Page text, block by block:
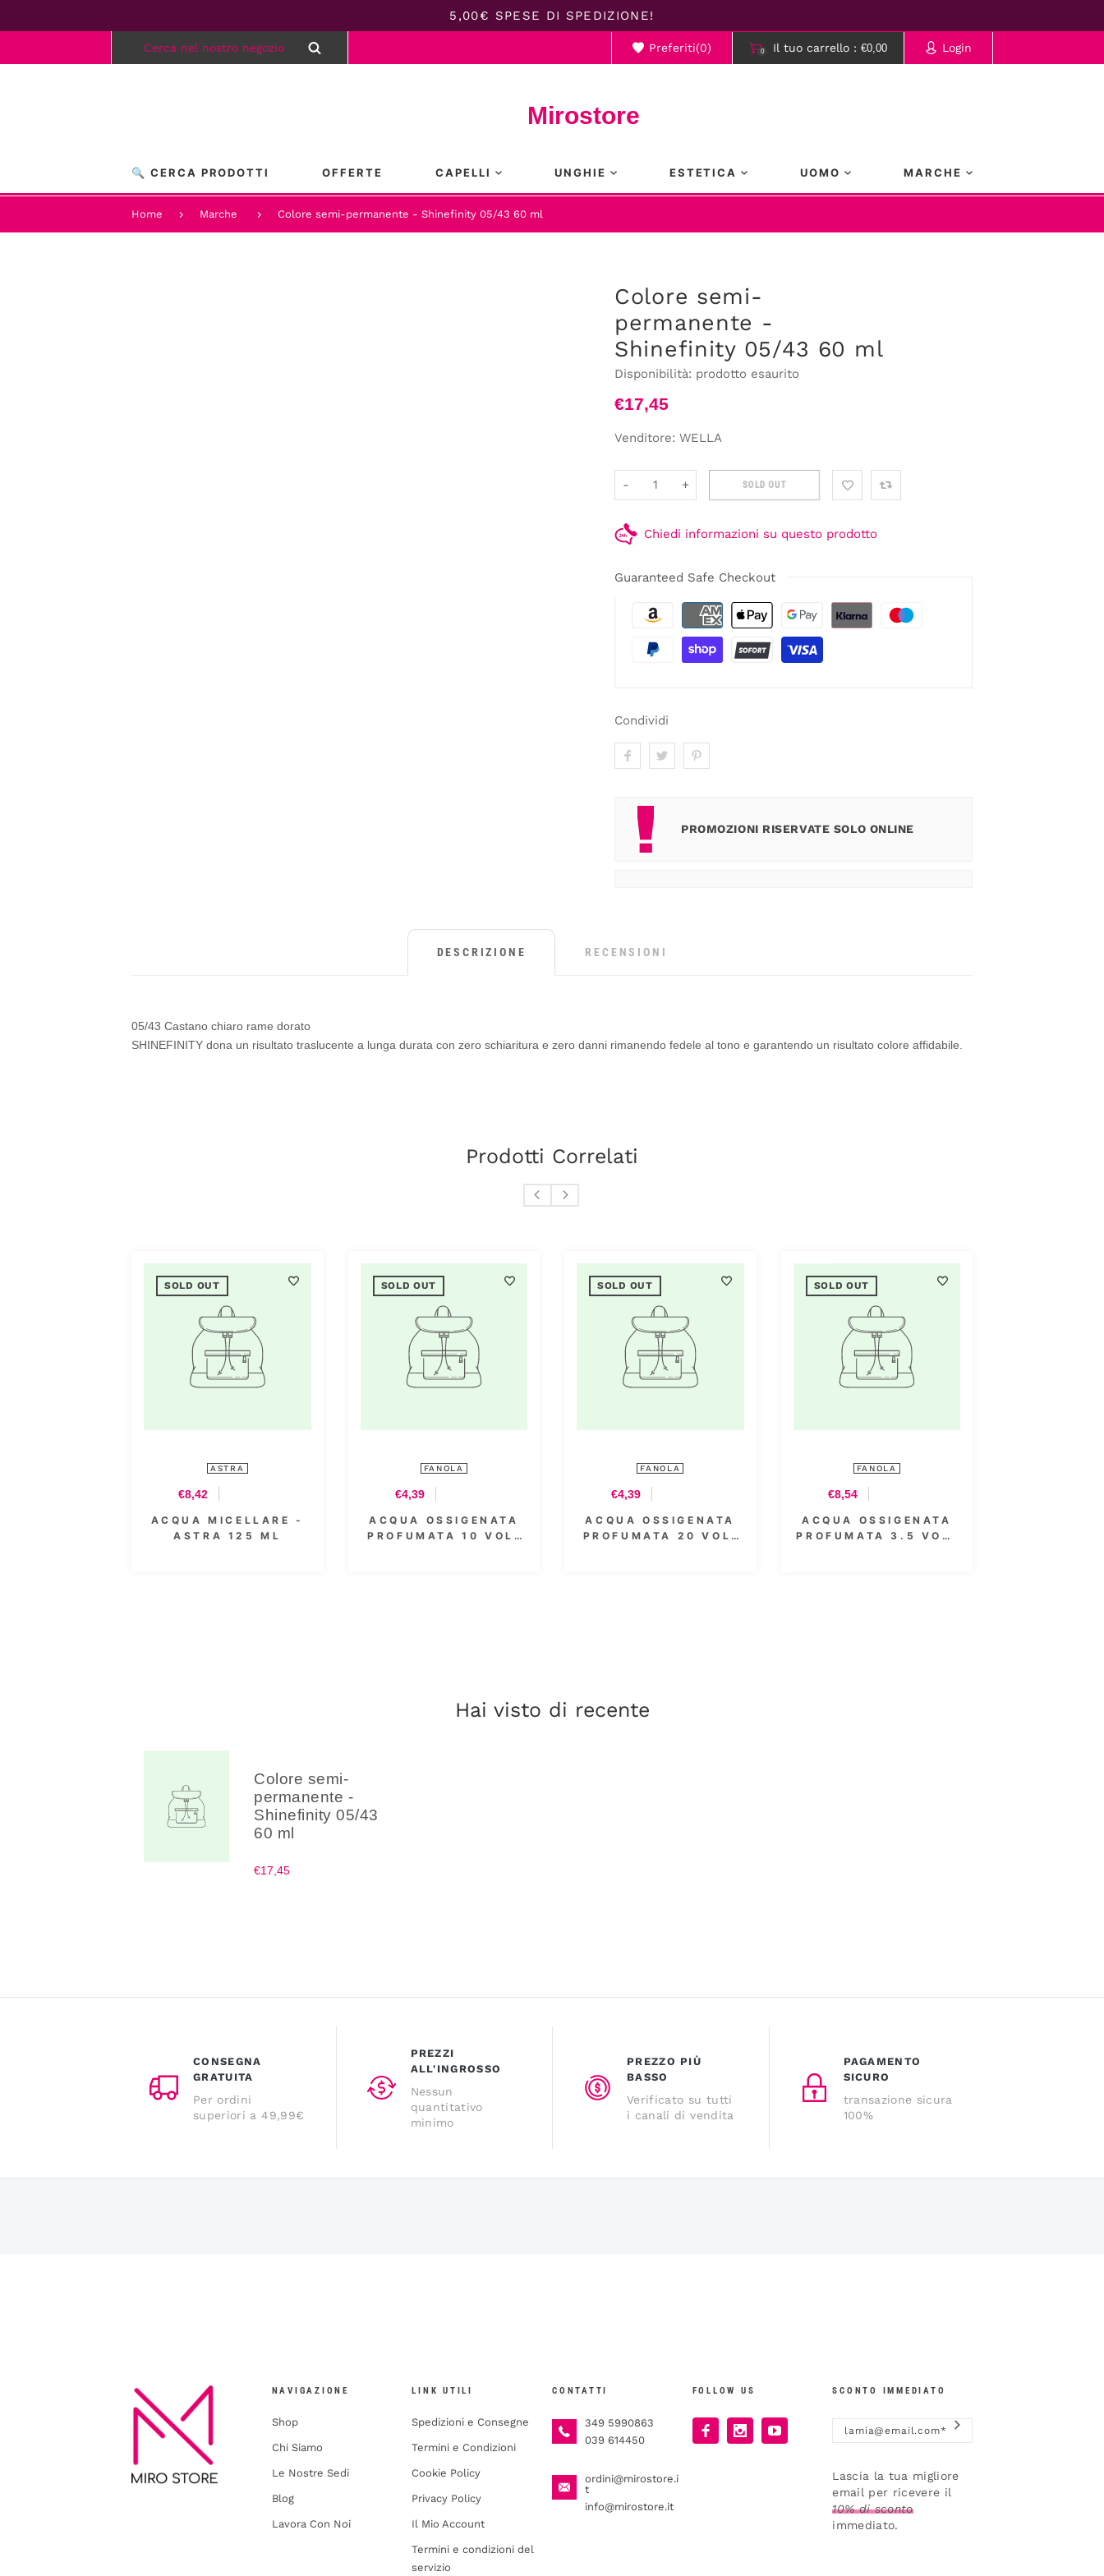
5,00€ SPESE DI SPEDIZIONE!
Preferiti(0) 0 Il tuo carrello : €0,00 Login
Mirostore
🔍 CERCA PRODOTTI OFFERTE CAPELLI UNGHIE ESTETICA UOMO MARCHE
Home Marche Colore semi-permanente - Shinefinity 05/43 60 ml
Colore semi-
permanente -
Shinefinity 05/43 60 ml
Disponibilità: prodotto esaurito
€17,45
Venditore: WELLA
- + SOLD OUT
Chiedi informazioni su questo prodotto
Guaranteed Safe Checkout
Condividi
PROMOZIONI RISERVATE SOLO ONLINE
DESCRIZIONE RECENSIONI
05/43 Castano chiaro rame dorato
SHINEFINITY dona un risultato traslucente a lunga durata con zero schiaritura e zero danni rimanendo fedele al tono e garantendo un risultato colore affidabile.
Prodotti Correlati
SOLD OUT
ASTRA
€8,42
ACQUA MICELLARE -
ASTRA 125 ML
SOLD OUT
FANOLA
€4,39
ACQUA OSSIGENATA
PROFUMATA 10 VOL.
SOLD OUT
FANOLA
€4,39
ACQUA OSSIGENATA
PROFUMATA 20 VOL.
SOLD OUT
FANOLA
€8,54
ACQUA OSSIGENATA
PROFUMATA 3.5 VOL.
Hai visto di recente
Colore semi-
permanente -
Shinefinity 05/43
60 ml
€17,45
CONSEGNA
GRATUITA
Per ordini
superiori a 49,99€
PREZZI
ALL'INGROSSO
Nessun
quantitativo
minimo
PREZZO PIÙ
BASSO
Verificato su tutti
i canali di vendita
PAGAMENTO
SICURO
transazione sicura
100%
NAVIGAZIONE
Shop
Chi Siamo
Le Nostre Sedi
Blog
Lavora Con Noi
LINK UTILI
Spedizioni e Consegne
Termini e Condizioni
Cookie Policy
Privacy Policy
Il Mio Account
Termini e condizioni del
servizio
CONTATTI
349 5990863
039 614450
ordini@mirostore.i
t
info@mirostore.it
FOLLOW US SCONTO IMMEDIATO
Lascia la tua migliore
email per ricevere il
10% di sconto
immediato.